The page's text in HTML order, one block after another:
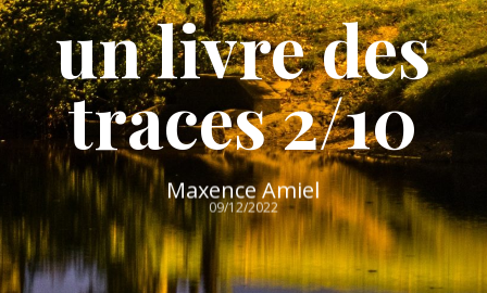
un livre des
traces 2/10
Maxence Amiel
09/12/2022